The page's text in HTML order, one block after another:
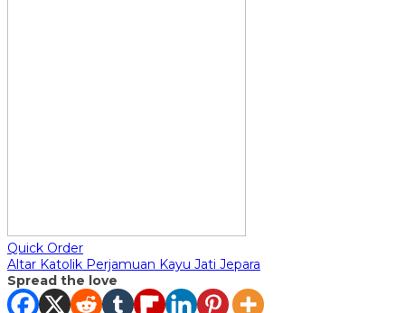
Quick Order
Altar Katolik Perjamuan Kayu Jati Jepara
Spread the love